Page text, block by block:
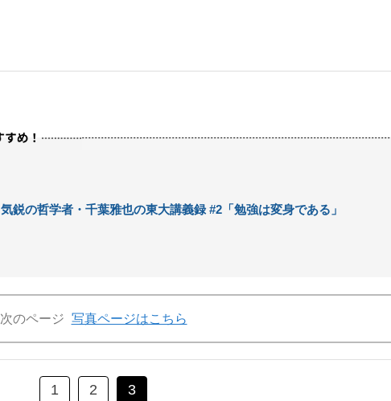
気鋭の哲学者・千葉雅也の東大講義録 #2「勉強は変身である」
次のページ 写真ページはこちら
1 2 3